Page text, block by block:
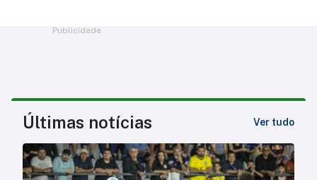
Publicidade
Últimas notícias Ver tudo